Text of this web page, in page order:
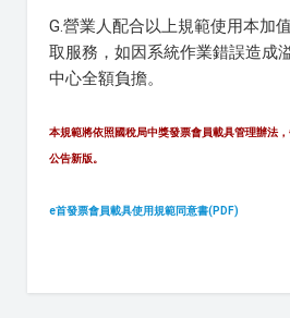
G.營業人配合以上規範使用本加
取服務，如因系統作業錯誤造成
中心全額負擔。
本規範將依照國稅局中獎發票會員載具管理辦法
公告新版。
e首發票會員載具使用規範同意書(PDF)